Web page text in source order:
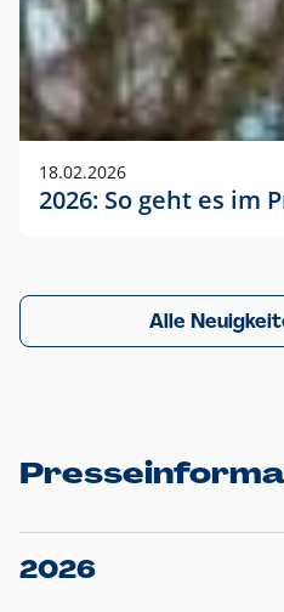
18.02.2026
2026: So geht es im
Alle
2026